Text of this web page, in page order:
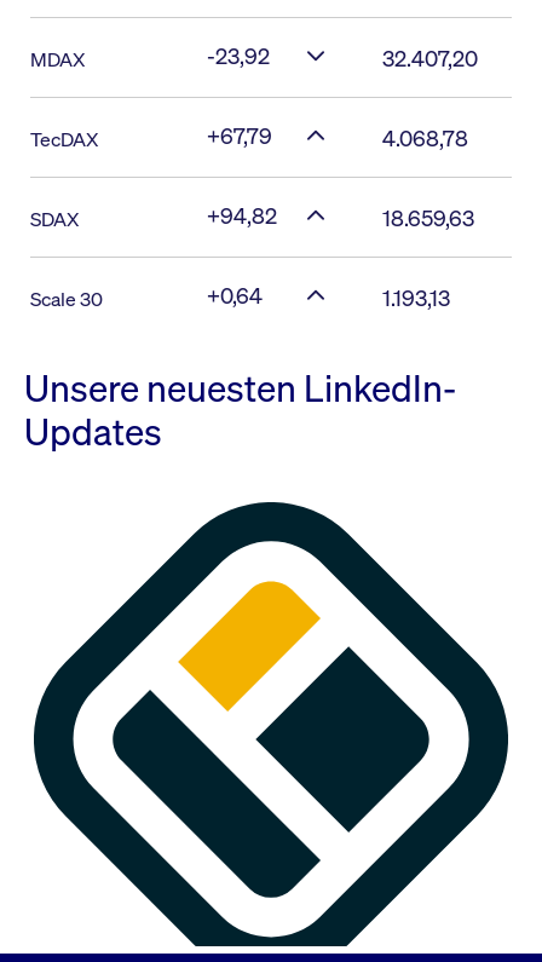
MDAX -23,92 32.407,20
TecDAX +67,79 4.068,78
SDAX +94,82 18.659,63
Scale 30 +0,64 1.193,13
Unsere neuesten LinkedIn-
Updates